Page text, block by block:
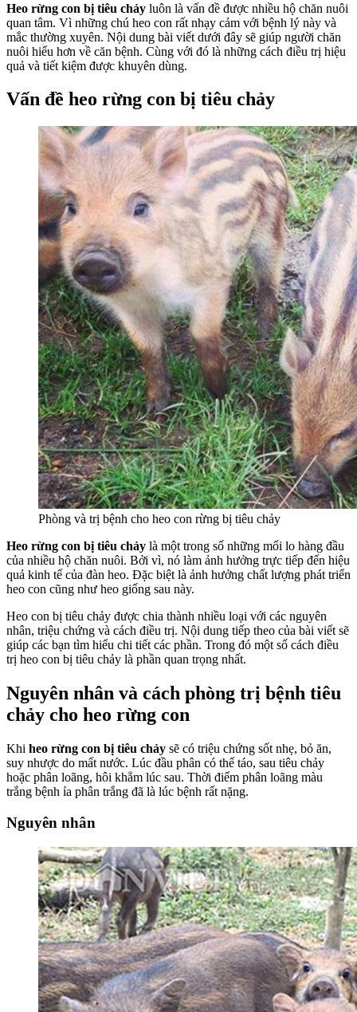
Heo rừng con bị tiêu chảy luôn là vấn đề được nhiều hộ chăn nuôi
quan tâm. Vì những chú heo con rất nhạy cảm với bệnh lý này và
mắc thường xuyên. Nội dung bài viết dưới đây sẽ giúp người chăn
nuôi hiểu hơn về căn bệnh. Cùng với đó là những cách điều trị hiệu
quả và tiết kiệm được khuyên dùng.
Vấn đề heo rừng con bị tiêu chảy
Phòng và trị bệnh cho heo con rừng bị tiêu chảy
Heo rừng con bị tiêu chảy là một trong số những mối lo hàng đầu
của nhiều hộ chăn nuôi. Bởi vì, nó làm ảnh hưởng trực tiếp đến hiệu
quả kinh tế của đàn heo. Đặc biệt là ảnh hưởng chất lượng phát triển
heo con cũng như heo giống sau này.
Heo con bị tiêu chảy được chia thành nhiều loạі với các nguyên
nhân, triệu chứng và cách điều trị. Nội dung tiếp theo của bài viết sẽ
giúp các bạn tìm hiểu chi tiết các phần. Trong đó một số cách điều
trị heo con bị tiêu chảy là phần quan trọng nhất.
Nguyên nhân và cách phòng trị bệnh tiêu
chảy cho heo rừng con
Khi heo rừng con bị tiêu chảy sẽ có triệu chứng sốt nhẹ, bỏ ăn,
suy nhược do mất nước. Lúc đầu phân có thể táo, sau tiêu chảy
hoặc phân loãng, hôi khẳm lúc sau. Thời điểm phân loãng màu
trắng bệnh ỉa phân trắng đã là lúc bệnh rất nặng.
Nguyên nhân